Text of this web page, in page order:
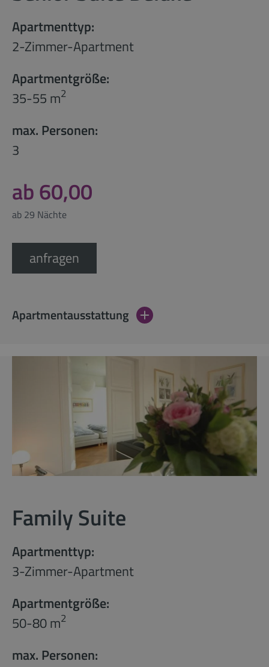
Apartmenttyp:
2-Zimmer-Apartment
Apartmentgröße:
35-55 m2
max. Personen:
3
ab 60,00
ab 29 Nächte
anfragen
Apartmentausstattung
Family Suite
Apartmenttyp:
3-Zimmer-Apartment
Apartmentgröße:
50-80 m2
max. Personen: